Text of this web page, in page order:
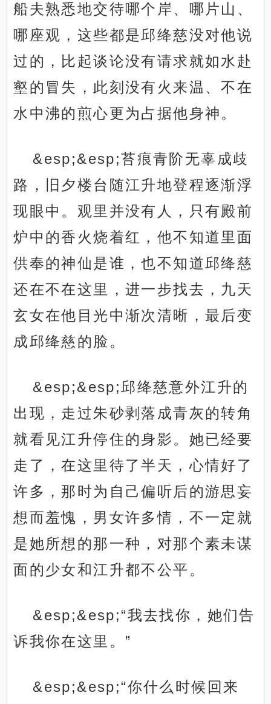
船夫熟悉地交待哪个岸、哪片山、
哪座观，这些都是邱绛慈没对他说
过的，比起谈论没有请求就如水赴
壑的冒失，此刻没有火来温、不在
水中沸的煎心更为占据他身神。
&esp;&esp;苔痕青阶无辜成歧
路，旧夕楼台随江升地登程逐渐浮
现眼中。观里并没有人，只有殿前
炉中的香火烧着红，他不知道里面
供奉的神仙是谁，也不知道邱绛慈
还在不在这里，进一步找去，九天
玄女在他目光中渐次清晰，最后变
成邱绛慈的脸。
&esp;&esp;邱绛慈意外江升的
出现，走过朱砂剥落成青灰的转角
就看见江升停住的身影。她已经要
走了，在这里待了半天，心情好了
许多，那时为自己偏听后的游思妄
想而羞愧，男女许多情，不一定就
是她所想的那一种，对那个素未谋
面的少女和江升都不公平。
&esp;&esp;“我去找你，她们告
诉我你在这里。”
&esp;&esp;“你什么时候回来